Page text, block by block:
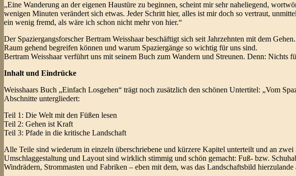
„Eine Wanderung an der eigenen Haustüre zu beginnen, scheint mir sehr naheliegend,
wenigen Minuten verändert sich etwas. Jeder Schritt hier, alles ist mir doch so vertraut,
ein wenig fremd, als wäre ich schon nicht mehr von hier.“
Der Spaziergangsforscher Bertram Weisshaar beschäftigt sich seit Jahrzehnten mit dem
Raum gehend begreifen können und warum Spaziergänge so wichtig für uns sind.
Bertram Weisshaar verführt uns mit seinem Buch zum Wandern und Streunen. Denn: Nichts
Inhalt und Eindrücke
Weisshaars Buch „Einfach Losgehen“ trägt noch zusätzlich den schönen Untertitel: „Vom
Abschnitte untergliedert:
Teil 1: Die Welt mit den Füßen lesen
Teil 2: Gehen ist Kraft
Teil 3: Pfade in die kritische Landschaft
Alle Teile sind wiederum in einzeln überschriebene und kürzere Kapitel unterteilt und an
Umschlaggestaltung und Layout sind wirklich stimmig und schön gemacht: Fuß- bzw.
Windrädern, Strommasten und Fabriken – eben mit dem, was das Landschaftsbild hierzulande